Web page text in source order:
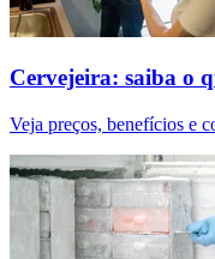
Cervejeira: saiba o
Veja preços, benefícios e